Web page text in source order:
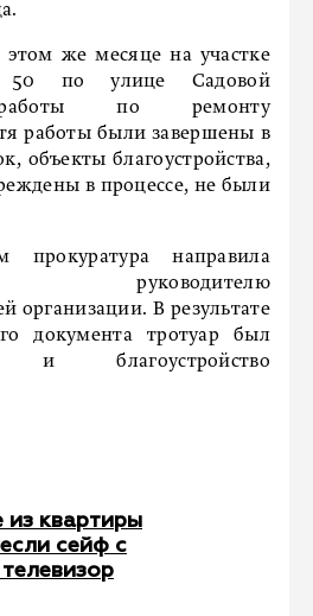
этом же месяце на участке
50 по улице Садовой
работы по ремонту
работы были завершены в
объекты благоустройства,
в процессе, не были
направила
руководителю
организации. В результате
документа тротуар был
и благоустройство
из квартиры
сейф с